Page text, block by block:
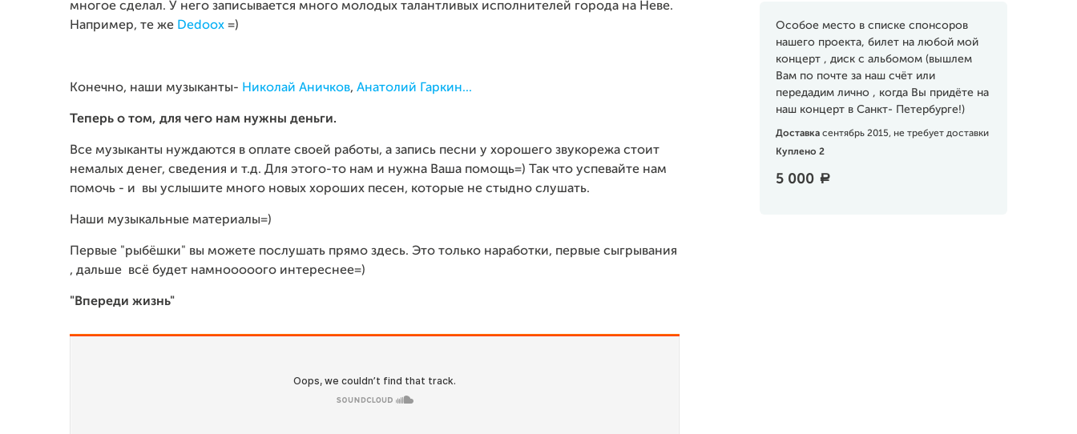
Особое место в списке спонсоров
нашего проекта, билет на любой мой
концерт , диск с альбомом (вышлем
Вам по почте за наш счёт или
передадим лично , когда Вы придёте на
наш концерт в Санкт- Петербурге!)
Доставка сентябрь 2015, не требует доставки
Куплено 2
5 000 a
многое сделал. У него записывается много молодых талантливых исполнителей города на Неве.
Например, те же Dedoox =)
Конечно, наши музыканты- Николай Аничков, Анатолий Гаркин...
Теперь о том, для чего нам нужны деньги.
Все музыканты нуждаются в оплате своей работы, а запись песни у хорошего звукорежа стоит
немалых денег, сведения и т.д. Для этого-то нам и нужна Ваша помощь=) Так что успевайте нам
помочь - и вы услышите много новых хороших песен, которые не стыдно слушать.
Наши музыкальные материалы=)
Первые "рыбёшки" вы можете послушать прямо здесь. Это только наработки, первые сыгрывания
, дальше всё будет намнооооого интереснее=)
"Впереди жизнь"